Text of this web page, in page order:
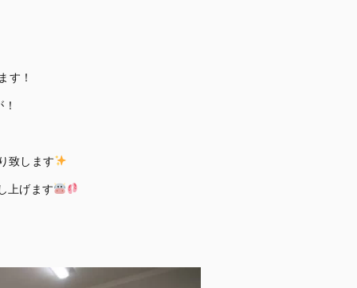
す！
致します
上げます